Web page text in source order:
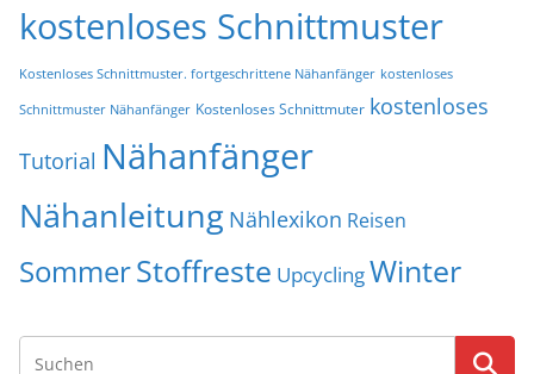
kostenloses Schnittmuster
Kostenloses Schnittmuster. fortgeschrittene Nähanfänger kostenloses
Schnittmuster Nähanfänger Kostenloses Schnittmuter kostenloses
Tutorial Nähanfänger
Nähanleitung Nählexikon Reisen
SommerStoffreste UpcyclingWinter